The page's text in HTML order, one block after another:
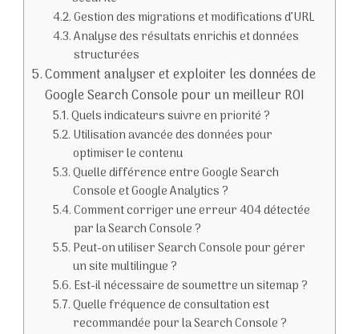
Gestion des migrations et modifications d’URL
Analyse des résultats enrichis et données
structurées
Comment analyser et exploiter les données de
Google Search Console pour un meilleur ROI
Quels indicateurs suivre en priorité ?
Utilisation avancée des données pour
optimiser le contenu
Quelle différence entre Google Search
Console et Google Analytics ?
Comment corriger une erreur 404 détectée
par la Search Console ?
Peut-on utiliser Search Console pour gérer
un site multilingue ?
Est-il nécessaire de soumettre un sitemap ?
Quelle fréquence de consultation est
recommandée pour la Search Console ?